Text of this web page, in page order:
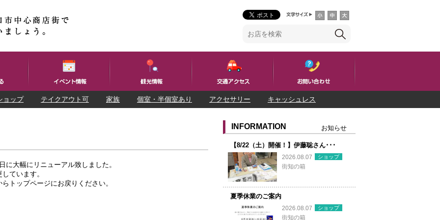
ョップ テイクアウト可 家族 個室・半個室あり アクセサリー キャッシュレス
INFORMATION お知らせ
【8/22（土）開催！】伊藤聡さん･･･
2026.08.07
ショップ
街知の箱
夏季休業のご案内
2026.08.07
ショップ
街知の箱
大幅にリニューアル致しました。
ています。
らトップページにお戻りください。